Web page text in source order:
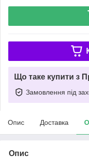
Що таке купити з
Замовлення під
Опис Доставка
Опис